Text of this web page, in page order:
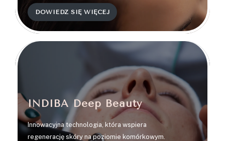
DOWIEDZ SIĘ WIĘCEJ
INDIBA Deep Beauty
Innowacyjna technologia, która wspiera
regenerację skóry na poziomie komórkowym.